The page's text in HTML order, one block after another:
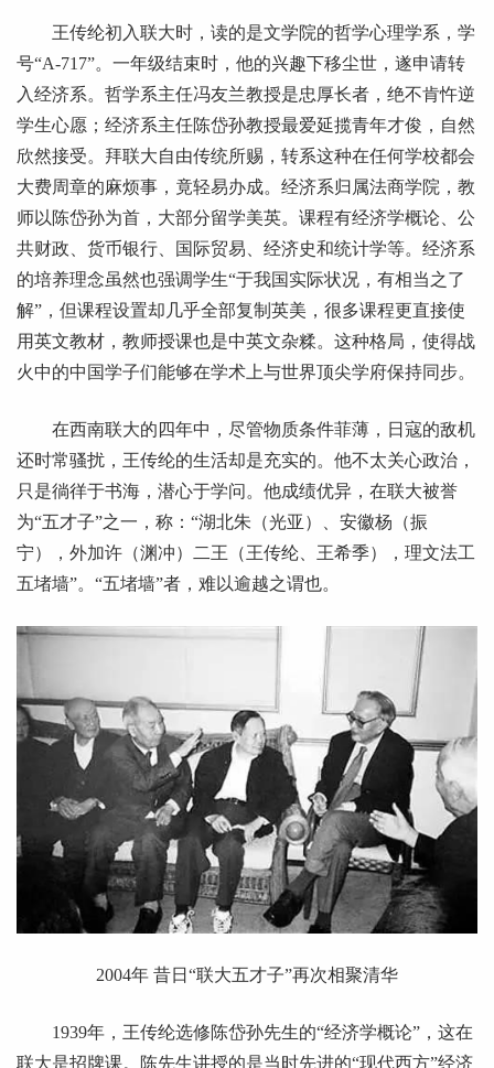
王传纶初入联大时，读的是文学院的哲学心理学系，学
号“A-717”。一年级结束时，他的兴趣下移尘世，遂申请转
入经济系。哲学系主任冯友兰教授是忠厚长者，绝不肯忤逆
学生心愿；经济系主任陈岱孙教授最爱延揽青年才俊，自然
欣然接受。拜联大自由传统所赐，转系这种在任何学校都会
大费周章的麻烦事，竟轻易办成。经济系归属法商学院，教
师以陈岱孙为首，大部分留学美英。课程有经济学概论、公
共财政、货币银行、国际贸易、经济史和统计学等。经济系
的培养理念虽然也强调学生“于我国实际状况，有相当之了
解”，但课程设置却几乎全部复制英美，很多课程更直接使
用英文教材，教师授课也是中英文杂糅。这种格局，使得战
火中的中国学子们能够在学术上与世界顶尖学府保持同步。
在西南联大的四年中，尽管物质条件菲薄，日寇的敌机
还时常骚扰，王传纶的生活却是充实的。他不太关心政治，
只是徜徉于书海，潜心于学问。他成绩优异，在联大被誉
为“五才子”之一，称：“湖北朱（光亚）、安徽杨（振
宁），外加许（渊冲）二王（王传纶、王希季），理文法工
五堵墙”。“五堵墙”者，难以逾越之谓也。
2004年 昔日“联大五才子”再次相聚清华
1939年，王传纶选修陈岱孙先生的“经济学概论”，这在
联大是招牌课。陈先生讲授的是当时先进的“现代西方”经济